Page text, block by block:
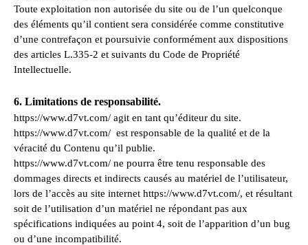
Toute exploitation non autorisée du site ou de l’un quelconque
des éléments qu’il contient sera considérée comme constitutive
d’une contrefaçon et poursuivie conformément aux dispositions
des articles L.335-2 et suivants du Code de Propriété
Intellectuelle.
6. Limitations de responsabilité.
https://www.d7vt.com/ agit en tant qu’éditeur du site.
https://www.d7vt.com/ est responsable de la qualité et de la
véracité du Contenu qu’il publie.
https://www.d7vt.com/ ne pourra être tenu responsable des
dommages directs et indirects causés au matériel de l’utilisateur,
lors de l’accès au site internet https://www.d7vt.com/, et résultant
soit de l’utilisation d’un matériel ne répondant pas aux
spécifications indiquées au point 4, soit de l’apparition d’un bug
ou d’une incompatibilité.